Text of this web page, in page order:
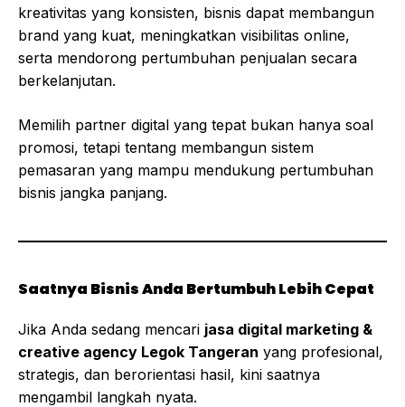
kreativitas yang konsisten, bisnis dapat membangun
brand yang kuat, meningkatkan visibilitas online,
serta mendorong pertumbuhan penjualan secara
berkelanjutan.
Memilih partner digital yang tepat bukan hanya soal
promosi, tetapi tentang membangun sistem
pemasaran yang mampu mendukung pertumbuhan
bisnis jangka panjang.
Saatnya Bisnis Anda Bertumbuh Lebih Cepat
Jika Anda sedang mencari jasa digital marketing &
creative agency Legok Tangeran yang profesional,
strategis, dan berorientasi hasil, kini saatnya
mengambil langkah nyata.